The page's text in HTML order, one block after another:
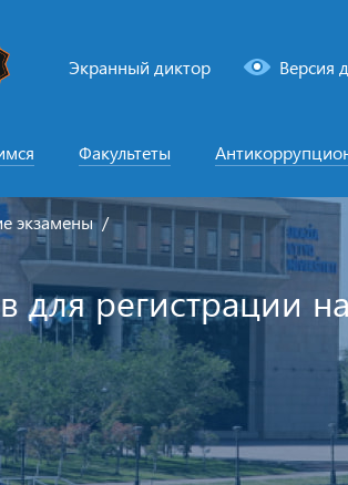
Экранный диктор Версия
Факультеты
экзамены
для регистрации